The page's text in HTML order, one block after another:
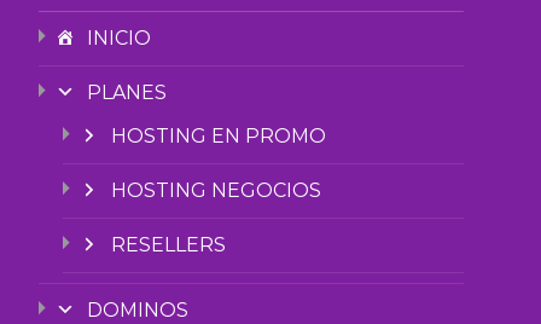
INICIO
PLANES
HOSTING EN PROMO
HOSTING NEGOCIOS
RESELLERS
DOMINOS